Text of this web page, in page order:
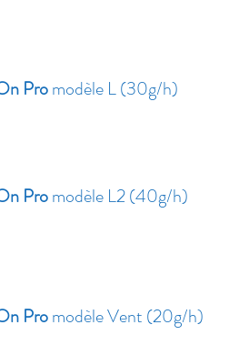
Promodèle L (30g/h)
Promodèle L2 (40g/h)
Promodèle Vent (20g/h)